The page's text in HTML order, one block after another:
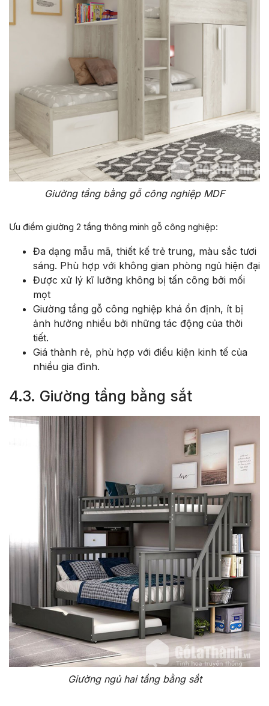
Giường tầng bằng gỗ công nghiệp MDF
Ưu điểm giường 2 tầng thông minh gỗ công nghiệp:
Đa dạng mẫu mã, thiết kế trẻ trung, màu sắc tươi
sáng. Phù hợp với không gian phòng ngủ hiện đại
Được xử lý kĩ lưỡng không bị tấn công bởi mối
mọt
Giường tầng gỗ công nghiệp khá ổn định, ít bị
ảnh hưởng nhiều bởi những tác động của thời
tiết.
Giá thành rẻ, phù hợp với điều kiện kinh tế của
nhiều gia đình.
4.3. Giường tầng bằng sắt
Giường ngủ hai tầng bằng sắt